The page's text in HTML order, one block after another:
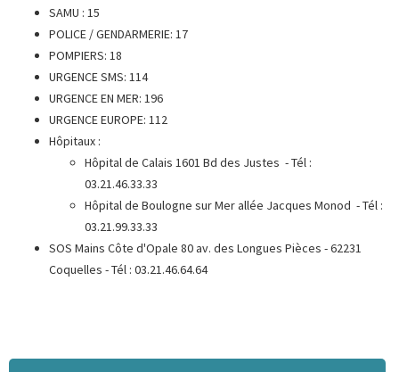
SAMU : 15
POLICE / GENDARMERIE: 17
POMPIERS: 18
URGENCE SMS: 114
URGENCE EN MER: 196
URGENCE EUROPE: 112
Hôpitaux :
Hôpital de Calais 1601 Bd des Justes - Tél :
03.21.46.33.33
Hôpital de Boulogne sur Mer allée Jacques Monod - Tél :
03.21.99.33.33
SOS Mains Côte d'Opale 80 av. des Longues Pièces - 62231
Coquelles - Tél : 03.21.46.64.64